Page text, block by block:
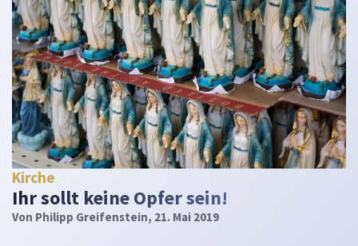
Kirche
Ihr sollt keine Opfer sein!
Von Philipp Greifenstein, 21. Mai 2019